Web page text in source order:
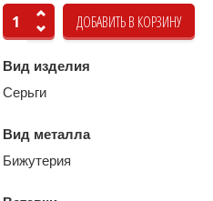
Вид изделия
Серьги
Вид металла
Бижутерия